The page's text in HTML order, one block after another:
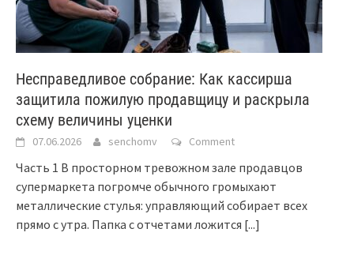
Несправедливое собрание: Как кассирша
защитила пожилую продавщицу и раскрыла
схему величины уценки
07.06.2026 senchomv Comment
Часть 1 В просторном тревожном зале продавцов
супермаркета погромче обычного громыхают
металлические стулья: управляющий собирает всех
прямо с утра. Папка с отчетами ложится [...]